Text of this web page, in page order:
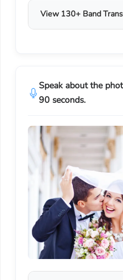
View 130+ Band
Speak about the
90 seconds.